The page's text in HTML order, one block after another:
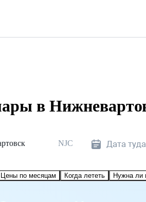
в
NJC Дата туда
Цены по месяцам Когда лететь Нужна ли